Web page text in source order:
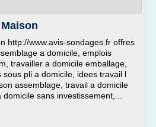
http://www.avis-sondages.fr offres
a domicile, emplois
travailler a domicile emballage,
pli a domicile, idees travail l
assemblage, travail a domicile
sans investissement,...